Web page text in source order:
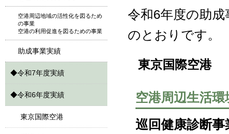
空港周辺地域の活性化を図るため
の事業
空港の利用促進を図るための事業
助成事業実績
◆令和7年度実績
◆令和6年度実績
東京国際空港
令和6年度の助
のとおりです。
東京国際空港
空港周辺生活
巡回健康診断事